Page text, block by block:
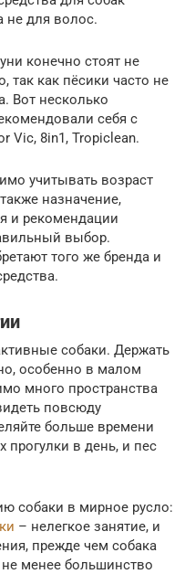
не для волос.
конечно стоят не
так как пёсики часто не
Вот несколько
себя с
Vic, 8in1, Tropiclean.
учитывать возраст
назначение,
и рекомендации
выбор.
того же бренда и
собаки. Держать
особенно в малом
много пространства
повсюду
больше времени
прогулки в день, и пес
собаки в мирное русло:
– нелегкое занятие, и
прежде чем собака
менее большинство